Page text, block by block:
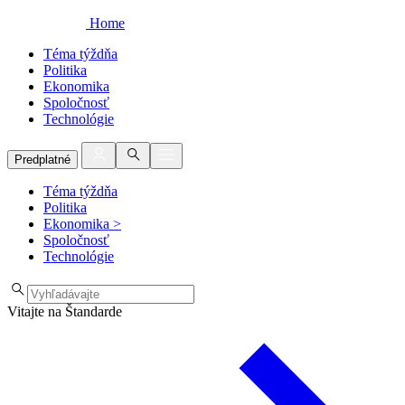
Home
Téma týždňa
Politika
Ekonomika
Spoločnosť
Technológie
Predplatné
Téma týždňa
Politika
Ekonomika >
Spoločnosť
Technológie
Vitajte na Štandarde